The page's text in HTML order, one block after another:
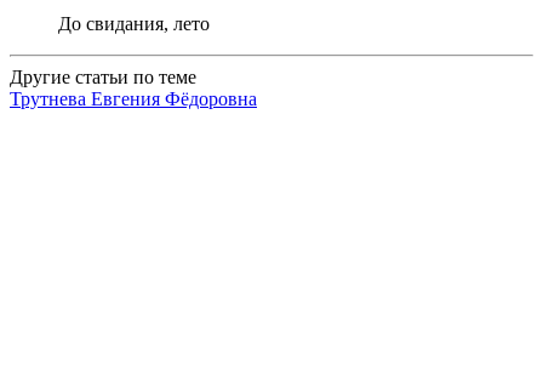
До свидания, лето
Другие статьи по теме
Трутнева Евгения Фёдоровна